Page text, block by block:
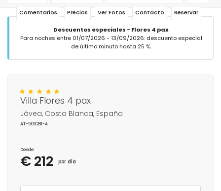
Comentarios Precios Ver Fotos Contacto Reservar
Descuentos especiales - Flores 4 pax
Para noches entre 01/07/2026 - 13/09/2026: descuento especial
de último minuto hasta 25 %.
Villa Flores 4 pax
Jávea, Costa Blanca, España
AT-503281-A
Desde
€ 212 por día